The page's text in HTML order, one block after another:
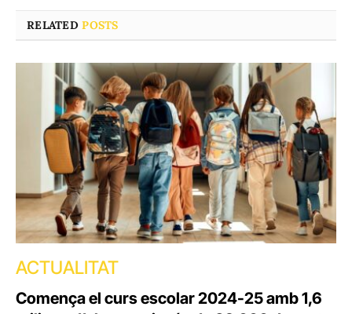
RELATEDPOSTS
ACTUALITAT
Comença el curs escolar 2024-25 amb 1,6